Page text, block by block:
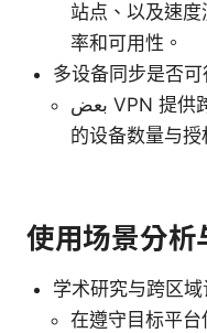
站点、以及速
率和可用性。
多设备同步是否可
بعض VPN 提供跨设备的同步账号，但请确保你
的设备数量与授
使用场景分析
学术研究与跨区域
在遵守目标平